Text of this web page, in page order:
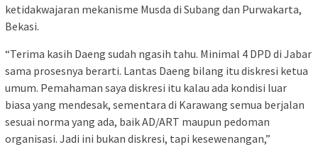
ketidakwajaran mekanisme Musda di Subang dan Purwakarta,
Bekasi.
“Terima kasih Daeng sudah ngasih tahu. Minimal 4 DPD di Jabar
sama prosesnya berarti. Lantas Daeng bilang itu diskresi ketua
umum. Pemahaman saya diskresi itu kalau ada kondisi luar
biasa yang mendesak, sementara di Karawang semua berjalan
sesuai norma yang ada, baik AD/ART maupun pedoman
organisasi. Jadi ini bukan diskresi, tapi kesewenangan,”